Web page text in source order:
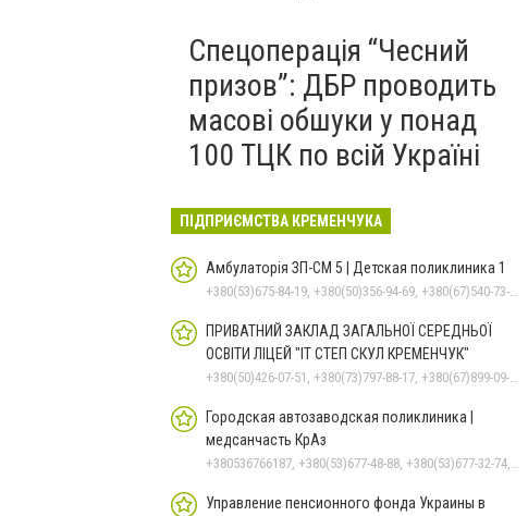
Спецоперація “Чесний
призов”: ДБР проводить
масові обшуки у понад
100 ТЦК по всій Україні
ПІДПРИЄМСТВА КРЕМЕНЧУКА
Амбулаторія ЗП-СМ 5 | Детская поликлиника 1
+380(53)675-84-19, +380(50)356-94-69, +380(67)540-73-87
ПРИВАТНИЙ ЗАКЛАД ЗАГАЛЬНОЇ СЕРЕДНЬОЇ
ОСВІТИ ЛІЦЕЙ "ІТ СТЕП СКУЛ КРЕМЕНЧУК"
+380(50)426-07-51, +380(73)797-88-17, +380(67)899-09-16
Городская автозаводская поликлиника |
медсанчасть КрАз
+380536766187, +380(53)677-48-88, +380(53)677-32-74, +380(53)676-62-99
Управление пенсионного фонда Украины в